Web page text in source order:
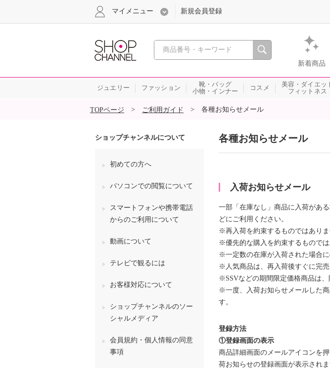
心おどる、瞬間を。通販・テレビショッピン
新着商品
マイメニュー 新規会員登録
ジュエリー ファッション
靴・バッグ
小物・インナー
コスメ
美容・ダイエッ
フィットネス
SALE
TOPページ > ご利用ガイド > 各種お知らせメール
各種お知らせメール
入荷お知らせメール
一部「在庫なし」商品に入荷があ
どにご利用ください。
※再入荷を約束するものではありま
※優先的な購入を約束するものでは
※一定数の在庫が入荷された場合
※人気商品は、再入荷後すぐに完売
※SSVなどの期間限定価格商品は、
※一度、入荷お知らせメールした
す。
登録方法
①登録画面の表示
商品詳細画面のメールアイコンを
荷お知らせの登録画面が表示されま